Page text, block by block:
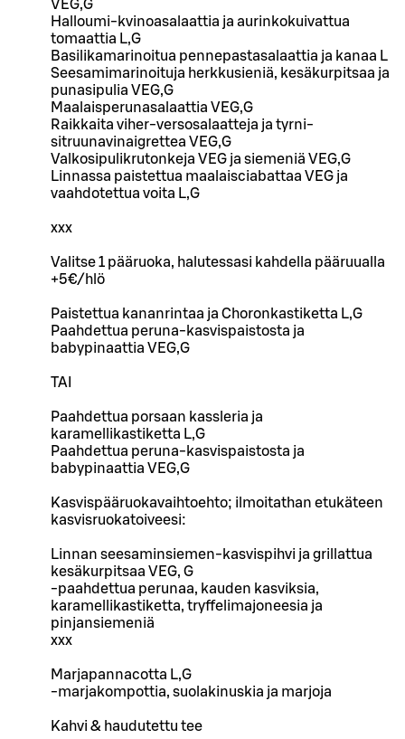
VEG,G
Halloumi-kvinoasalaattia ja aurinkokuivattua
tomaattia L,G
Basilikamarinoitua pennepastasalaattia ja kanaa L
Seesamimarinoituja herkkusieniä, kesäkurpitsaa ja
punasipulia VEG,G
Maalaisperunasalaattia VEG,G
Raikkaita viher-versosalaatteja ja tyrni-
sitruunavinaigrettea VEG,G
Valkosipulikrutonkeja VEG ja siemeniä VEG,G
Linnassa paistettua maalaisciabattaa VEG ja
vaahdotettua voita L,G
xxx
Valitse 1 pääruoka, halutessasi kahdella pääruualla
+5€/hlö
Paistettua kananrintaa ja Choronkastiketta L,G
Paahdettua peruna-kasvispaistosta ja
babypinaattia VEG,G
TAI
Paahdettua porsaan kassleria ja
karamellikastiketta L,G
Paahdettua peruna-kasvispaistosta ja
babypinaattia VEG,G
Kasvispääruokavaihtoehto; ilmoitathan etukäteen
kasvisruokatoiveesi:
Linnan seesaminsiemen-kasvispihvi ja grillattua
kesäkurpitsaa VEG, G
-paahdettua perunaa, kauden kasviksia,
karamellikastiketta, tryffelimajoneesia ja
pinjansiemeniä
xxx
Marjapannacotta L,G
-marjakompottia, suolakinuskia ja marjoja
Kahvi & haudutettu tee